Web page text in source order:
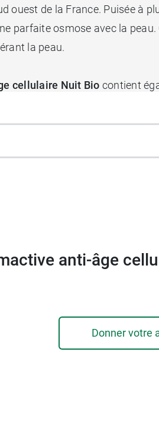
ouest de la France. Puisée à
parfaite osmose avec la
la peau.
cellulaire Nuit Bio contient
et l'acide hyaluroniquede
anti-âge
Donner votre